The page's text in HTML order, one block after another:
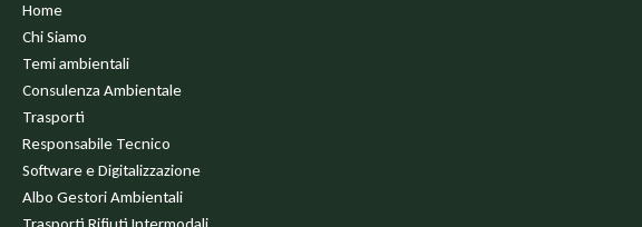
Home
Chi Siamo
Temi ambientali
Consulenza Ambientale
Trasporti
Responsabile Tecnico
Software e Digitalizzazione
Albo Gestori Ambientali